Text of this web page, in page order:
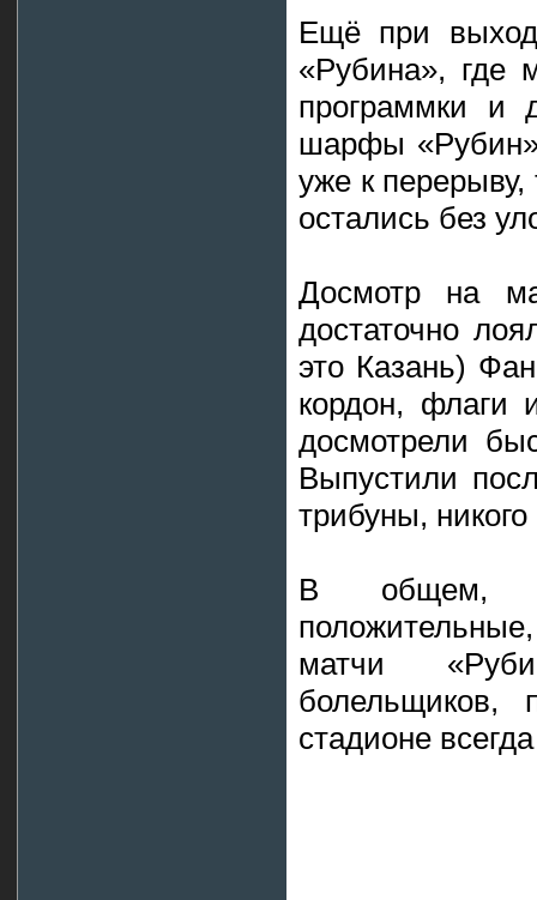
Ещё при
«Рубина», где
программки и
шарфы
уже к перерыву,
остались без
Досмотр на
достаточно
это Казань)
кордон, флаги
досмотрели
Выпустили
трибуны,
В общем,
матчи
болельщиков,
стадионе